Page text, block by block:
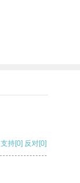
支持[0] 反对[0]